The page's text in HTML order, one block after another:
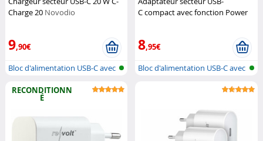
Charge 20 Novodio
9,90€
Bloc d'alimentation USB-C avec
C compact avec fonction Power
8,95€
Bloc d'alimentation USB-C avec
RECONDITIONN
É